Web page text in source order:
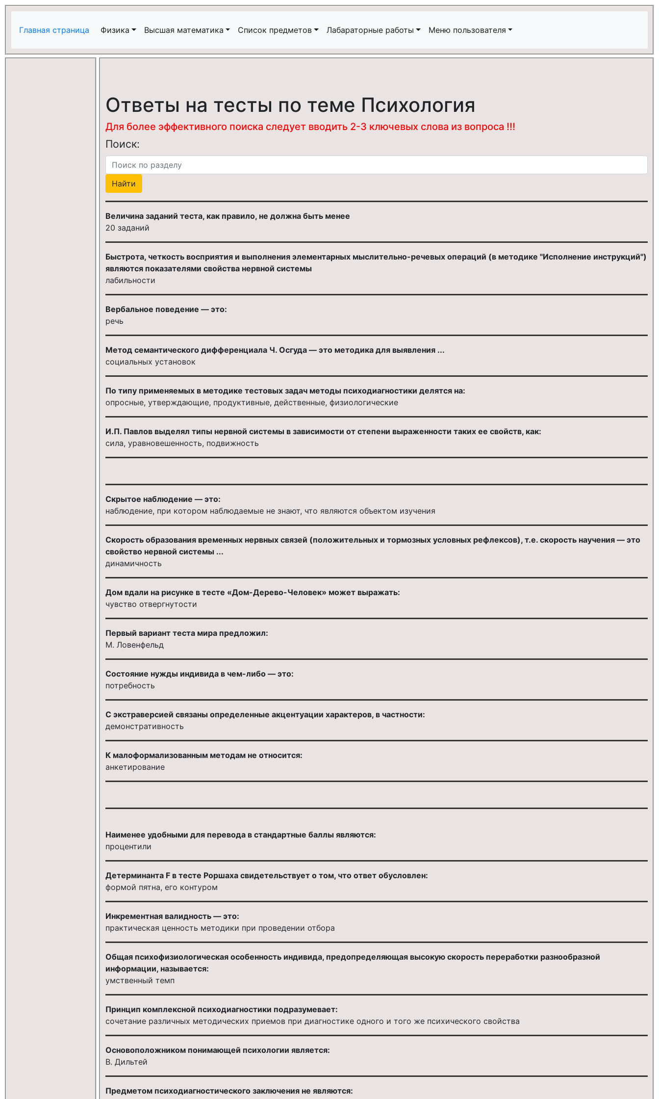
Главная страница Физика Высшая математика Список предметов Лабараторные работы Меню пользователя
Ответы на тесты по теме Психология
Для более эффективного поиска следует вводить 2-3 ключевых слова из вопроса !!!
Поиск:
Величина заданий теста, как правило, не должна быть менее
20 заданий
Быстрота, четкость восприятия и выполнения элементарных мыслительно-речевых операций (в методике "Исполнение инструкций")
являются показателями свойства нервной системы
лабильности
Вербальное поведение — это:
речь
Метод семантического дифференциала Ч. Осгуда — это методика для выявления ...
социальных установок
По типу применяемых в методике тестовых задач методы психодиагностики делятся на:
опросные, утверждающие, продуктивные, действенные, физиологические
И.П. Павлов выделял типы нервной системы в зависимости от степени выраженности таких ее свойств, как:
сила, уравновешенность, подвижность
Скрытое наблюдение — это:
наблюдение, при котором наблюдаемые не знают, что являются объектом изучения
Скорость образования временных нервных связей (положительных и тормозных условных рефлексов), т.е. скорость научения — это
свойство нервной системы ...
динамичность
Дом вдали на рисунке в тесте «Дом-Дерево-Человек» может выражать:
чувство отвергнутости
Первый вариант теста мира предложил:
М. Ловенфельд
Состояние нужды индивида в чем-либо — это:
потребность
С экстраверсией связаны определенные акцентуации характеров, в частности:
демонстративность
К малоформализованным методам не относится:
анкетирование
Наименее удобными для перевода в стандартные баллы являются:
процентили
Детерминанта F в тесте Роршаха свидетельствует о том, что ответ обусловлен:
формой пятна, его контуром
Инкрементная валидность — это:
практическая ценность методики при проведении отбора
Общая психофизиологическая особенность индивида, предопределяющая высокую скорость переработки разнообразной
информации, называется:
умственный темп
Принцип комплексной психодиагностики подразумевает:
сочетание различных методических приемов при диагностике одного и того же психического свойства
Основоположником понимающей психологии является:
В. Дильтей
Предметом психодиагностического заключения не являются: